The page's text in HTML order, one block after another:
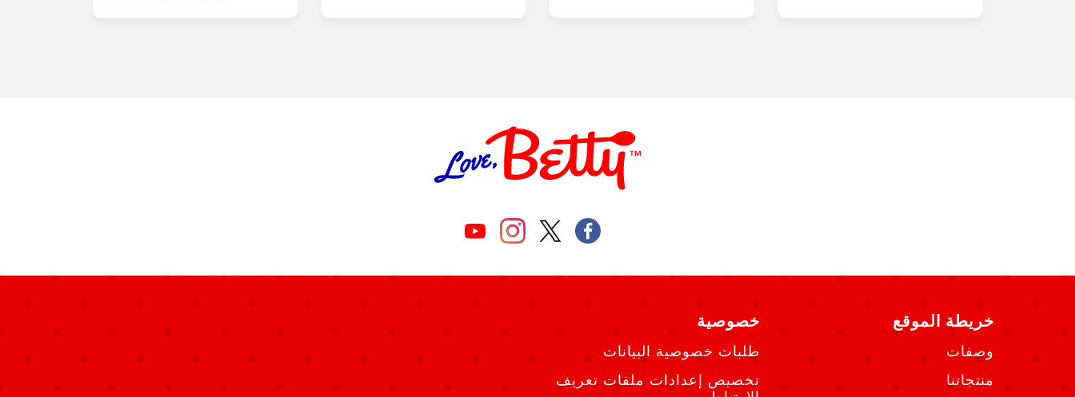
خريطة الموقع
وصفات
منتجاتنا
خصوصية
طلبات خصوصية البيانات
تخصيص إعدادات ملفات تعريف